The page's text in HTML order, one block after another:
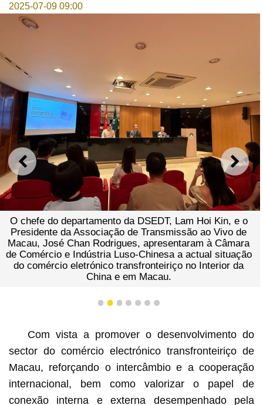
2025-07-09 09:00
ANTERIOR
Lam Hoi Kin, e o
ao Vivo de
à Câmara
a actual situação
no Interior da
Realização de transmissão
rastreamento de origem na
1 2 3 4 5 6 7
Com vista a promover o desenvolvimento do
sector do comércio electrónico transfronteiriço de
Macau, reforçando o intercâmbio e a cooperação
internacional, bem como valorizar o papel de
conexão interna e externa desempenhado pela